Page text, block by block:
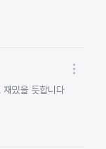
재밌을 듯합니다